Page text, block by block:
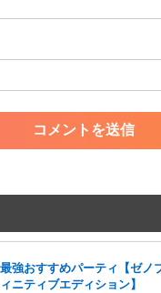
投稿を再び投稿すること
買など金銭が絡む内容の
バレを含む内容の投稿
が不適切と判断した投稿
申請する
。ご了承ください。
メントは復元ができませ
最強おすすめパーティ【ゼノ
ィニティブエディション】